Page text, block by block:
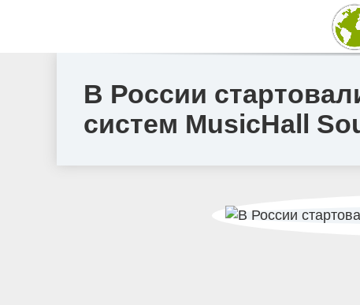
В России
систем MusicHall